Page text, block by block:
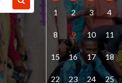
1 2 3 4
8 9 10 11
15 16 17 18
22 23 24 25